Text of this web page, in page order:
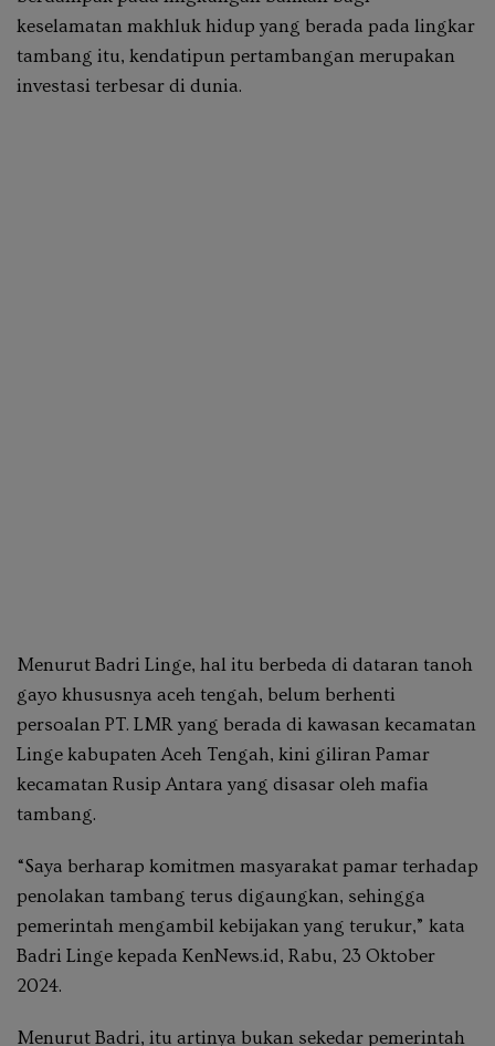
keselamatan makhluk hidup yang berada pada lingkar
tambang itu, kendatipun pertambangan merupakan
investasi terbesar di dunia.
Menurut Badri Linge, hal itu berbeda di dataran tanoh
gayo khususnya aceh tengah, belum berhenti
persoalan PT. LMR yang berada di kawasan kecamatan
Linge kabupaten Aceh Tengah, kini giliran Pamar
kecamatan Rusip Antara yang disasar oleh mafia
tambang.
“Saya berharap komitmen masyarakat pamar terhadap
penolakan tambang terus digaungkan, sehingga
pemerintah mengambil kebijakan yang terukur,” kata
Badri Linge kepada KenNews.id, Rabu, 23 Oktober
2024.
Menurut Badri, itu artinya bukan sekedar pemerintah